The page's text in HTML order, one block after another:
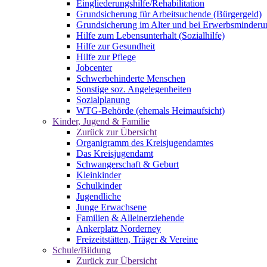
Eingliederungshilfe/Rehabilitation
Grundsicherung für Arbeitsuchende (Bürgergeld)
Grundsicherung im Alter und bei
Hilfe zum Lebensunterhalt (Sozialhilfe)
Hilfe zur Gesundheit
Hilfe zur Pflege
Jobcenter
Schwerbehinderte Menschen
Sonstige soz. Angelegenheiten
Sozialplanung
WTG-Behörde (ehemals Heimaufsicht)
Kinder, Jugend & Familie
Zurück zur Übersicht
Organigramm des Kreisjugendamtes
Das Kreisjugendamt
Schwangerschaft & Geburt
Kleinkinder
Schulkinder
Jugendliche
Junge Erwachsene
Familien & Alleinerziehende
Ankerplatz Norderney
Freizeitstätten, Träger & Vereine
Schule/Bildung
Zurück zur Übersicht